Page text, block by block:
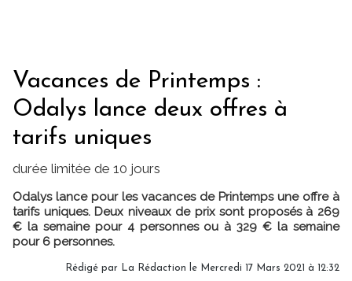
Vacances de Printemps :
Odalys lance deux offres à
tarifs uniques
durée limitée de 10 jours
Odalys lance pour les vacances de Printemps une offre à
tarifs uniques. Deux niveaux de prix sont proposés à 269
€ la semaine pour 4 personnes ou à 329 € la semaine
pour 6 personnes.
Rédigé par La Rédaction le Mercredi 17 Mars 2021 à 12:32